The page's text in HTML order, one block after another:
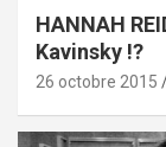
HANNAH
Kavinsky !?
26 octobre 2015